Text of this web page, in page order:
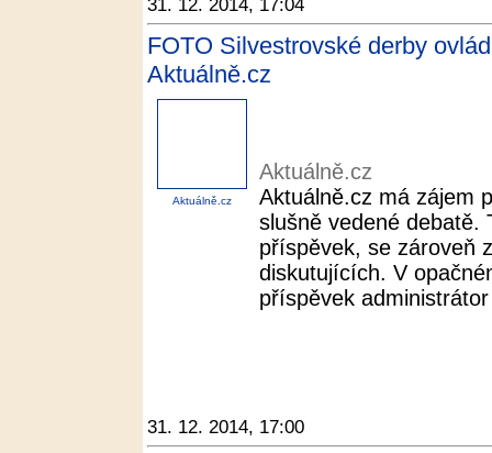
31. 12. 2014, 17:04
FOTO Silvestrovské derby
Aktuálně.cz
Aktuálně.cz
Aktuálně.cz
Aktuálně.cz má zájem
slušně vedené debatě.
příspěvek, se zároveň
diskutujících. V
příspěvek
31. 12. 2014, 17:00